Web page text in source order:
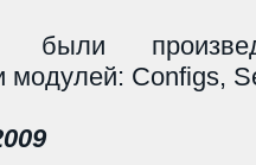
были
модулей: Configs,